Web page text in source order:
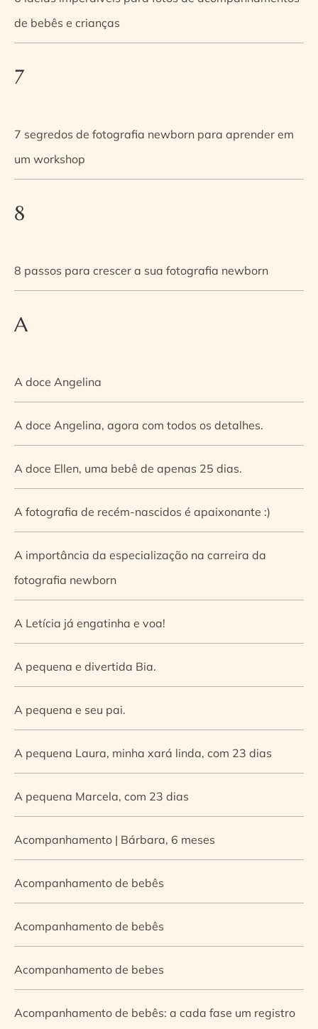
de bebês e crianças
7
7 segredos de fotografia newborn para aprender em
um workshop
8
8 passos para crescer a sua fotografia newborn
A
A doce Angelina
A doce Angelina, agora com todos os detalhes.
A doce Ellen, uma bebê de apenas 25 dias.
A fotografia de recém-nascidos é apaixonante :)
A importância da especialização na carreira da
fotografia newborn
A Letícia já engatinha e voa!
A pequena e divertida Bia.
A pequena e seu pai.
A pequena Laura, minha xará linda, com 23 dias
A pequena Marcela, com 23 dias
Acompanhamento | Bárbara, 6 meses
Acompanhamento de bebês
Acompanhamento de bebês
Acompanhamento de bebes
Acompanhamento de bebês: a cada fase um registro